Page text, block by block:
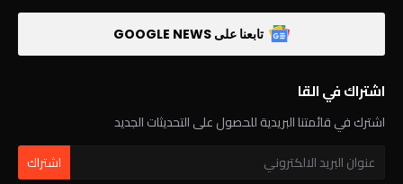
تابعنا على GOOGLE NEWS
اشتراك في القا
اشترك في قائمتنا البريدية للحصول على التحديثات الجديد